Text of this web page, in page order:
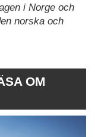
i Norge och
norska och
OM